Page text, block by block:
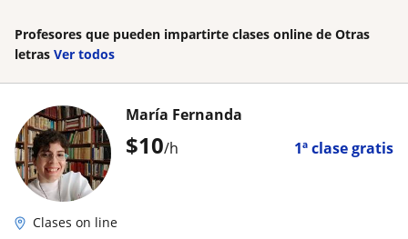
Profesores que pueden impartirte clases online de Otras
letras Ver todos
$10/h 1ª clase gratis
María Fernanda
Clases on line